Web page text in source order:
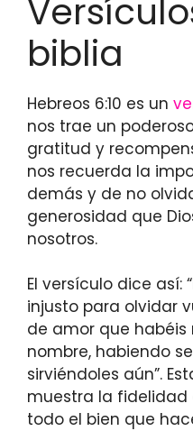
biblia
Hebreos 6:10 es un
nos trae un
gratitud y
nos recuerda la
demás y de no
generosidad que
nosotros.
El versículo dice así:
injusto para olvidar
de amor que
nombre, habiendo
sirviéndoles aún”.
muestra la fidelidad
todo el bien que